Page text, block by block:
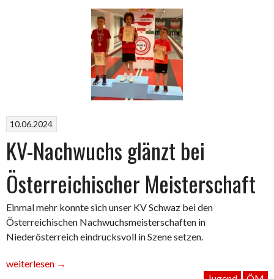
10.06.2024
KV-Nachwuchs glänzt bei
Österreichischer Meisterschaft
Einmal mehr konnte sich unser KV Schwaz bei den
Österreichischen Nachwuchsmeisterschaften in
Niederösterreich eindrucksvoll in Szene setzen.
„KV-
weiterlesen →